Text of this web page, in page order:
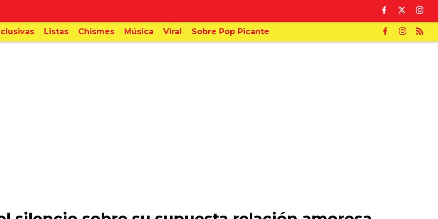
Listas Chismes Música Viral Sobre Pop Picante